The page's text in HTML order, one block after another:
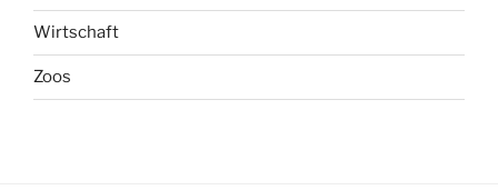
Wirtschaft
Zoos